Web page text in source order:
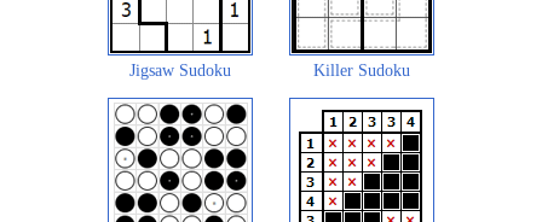
Jigsaw Sudoku Killer Sudoku